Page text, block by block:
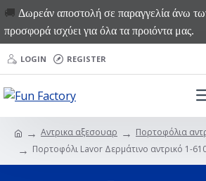
🚚 Δωρεάν αποστολή σε παραγγελία άνω
προσφορά ισχύει για όλα τα προιόντα μας.
LOGIN REGISTER
Αντρικα αξεσουαρ
Πορτοφόλια
Πορτοφόλι Lavor Δερμάτινο αντρικό 1-